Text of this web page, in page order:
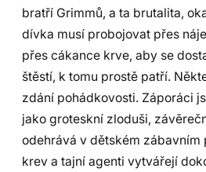
bratří Grimmů, a ta brutalita,
dívka musí probojovat přes
přes cákance krve, aby se
štěstí, k tomu prostě patří.
zdání pohádkovosti. Záporáci
jako groteskní zloduši,
odehrává v dětském zábavním
krev a tajní agenti vytvářejí